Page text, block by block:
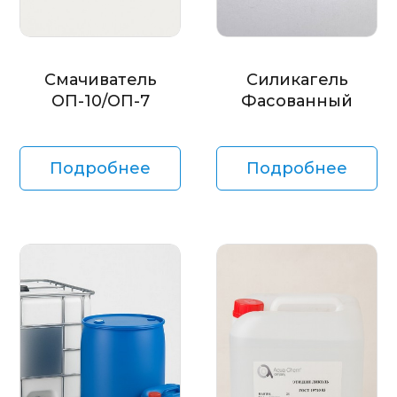
Смачиватель
ОП-10/ОП-7
Подробнее
Силикагель
Фасованный
Подробнее